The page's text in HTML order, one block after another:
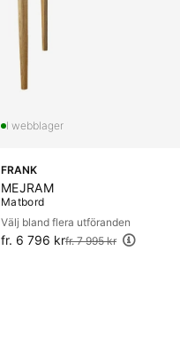
FRANK
MEJRAM
Matbord
Välj bland flera utföranden
fr. 6 796 kr
Ordinarie pris:fr. 7 995 kr